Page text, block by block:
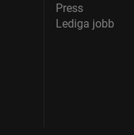
Press
Lediga jobb